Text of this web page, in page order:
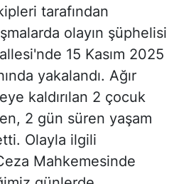
tarafından
olayın şüphelisi
15 Kasım 2025
yakalandı. Ağır
kaldırılan 2 çocuk
2 gün süren yaşam
Olayla ilgili
Mahkemesinde